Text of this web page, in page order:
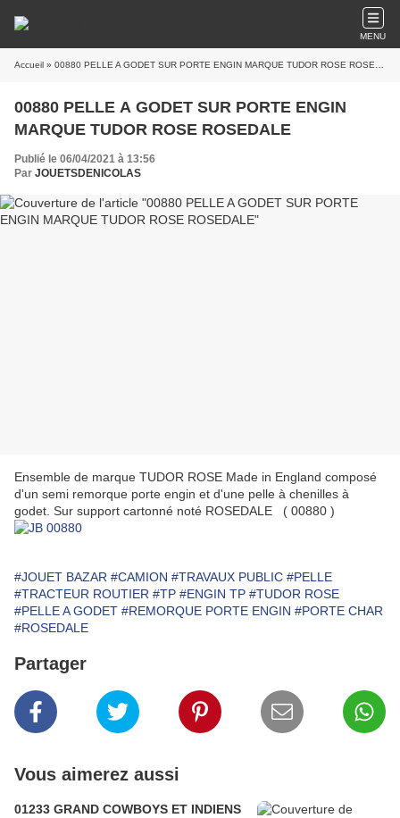
MENU
Accueil » 00880 PELLE A GODET SUR PORTE ENGIN MARQUE TUDOR ROSE ROSEDALE
00880 PELLE A GODET SUR PORTE ENGIN
MARQUE TUDOR ROSE ROSEDALE
Publié le 06/04/2021 à 13:56
Par JOUETSDENICOLAS
Ensemble de marque TUDOR ROSE Made in England composé
d'un semi remorque porte engin et d'une pelle à chenilles à
godet. Sur support cartonné noté ROSEDALE ( 00880 )
#JOUET BAZAR #CAMION #TRAVAUX PUBLIC #PELLE
#TRACTEUR ROUTIER #TP #ENGIN TP #TUDOR ROSE
#PELLE A GODET #REMORQUE PORTE ENGIN #PORTE CHAR
#ROSEDALE
Partager
Vous aimerez aussi
01233 GRAND COWBOYS ET INDIENS